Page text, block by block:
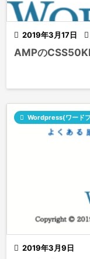
 2019年3月17日 
AMPの
 2019年3月9日
 Wordpress(ワード